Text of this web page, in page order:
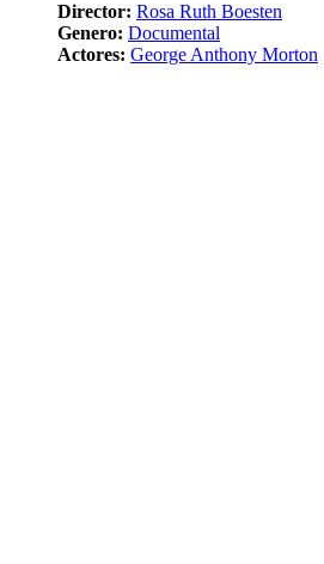
Director: Rosa Ruth Boesten
Genero: Documental
Actores: George Anthony Morton